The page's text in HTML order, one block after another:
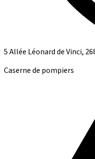
5 Allée Léonard de Vinci,
Caserne de pompiers